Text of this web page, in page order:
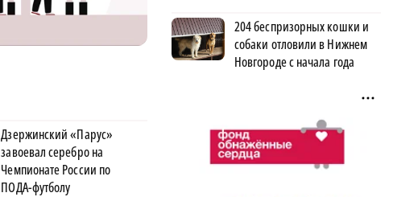
Дзержинский «Парус»
завоевал серебро на
Чемпионате России по
ПОДА-футболу
204 беспризорных кошки и
собаки отловили в Нижнем
Новгороде с начала года